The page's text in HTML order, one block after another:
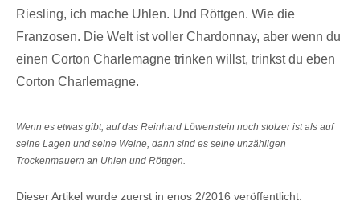
Riesling, ich mache Uhlen. Und Röttgen. Wie die
Franzosen. Die Welt ist voller Chardonnay, aber wenn du
einen Corton Charlemagne trinken willst, trinkst du eben
Corton Charlemagne.
Wenn es etwas gibt, auf das Reinhard Löwenstein noch stolzer ist als auf
seine Lagen und seine Weine, dann sind es seine unzähligen
Trockenmauern an Uhlen und Röttgen.
Dieser Artikel wurde zuerst in enos 2/2016 veröffentlicht.